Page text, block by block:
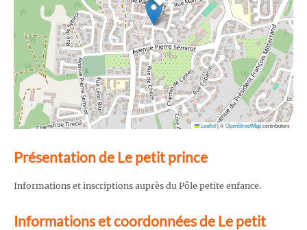
Leaflet|©OpenStreetMapcontributors
Présentation de Le petit prince
Informations et inscriptions auprès du Pôle petite enfance.
Informations et coordonnées de Le petit